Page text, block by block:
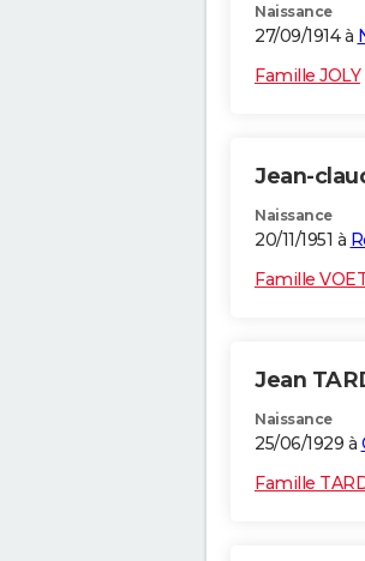
Naissance
27/09/1914 à
Famille JOLY
Jean-
Naissance
20/11/1951 à
Famille
Jean
Naissance
25/06/1929 à
Famille